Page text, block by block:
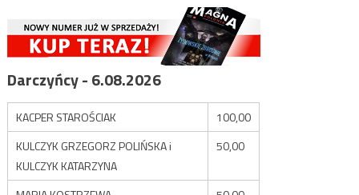
Darczyńcy - 6.08.2026
KACPER STAROŚCIAK
100,00
KULCZYK GRZEGORZ POLIŃSKA i
KULCZYK KATARZYNA
50,00